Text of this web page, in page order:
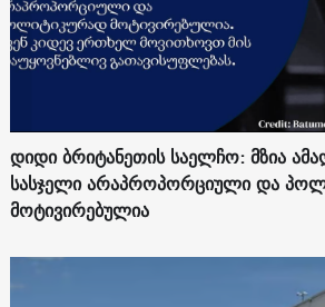
დიდი ბრიტანეთის საელჩო: მზია
სასჯელი არაპროპორციული და
მოტივირებულია